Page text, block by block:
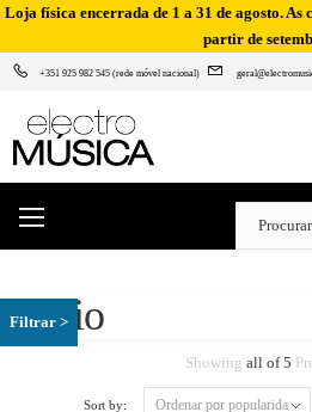
Loja física encerrada de 1 a 31 de agosto. As
partir de
+351 925 982 545 (rede móvel nacional)
Casio
Showing all of 5
Sort by: